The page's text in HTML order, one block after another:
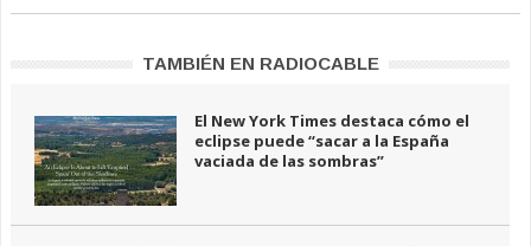
TAMBIÉN EN RADIOCABLE
El New York Times destaca cómo el
eclipse puede “sacar a la España
vaciada de las sombras”